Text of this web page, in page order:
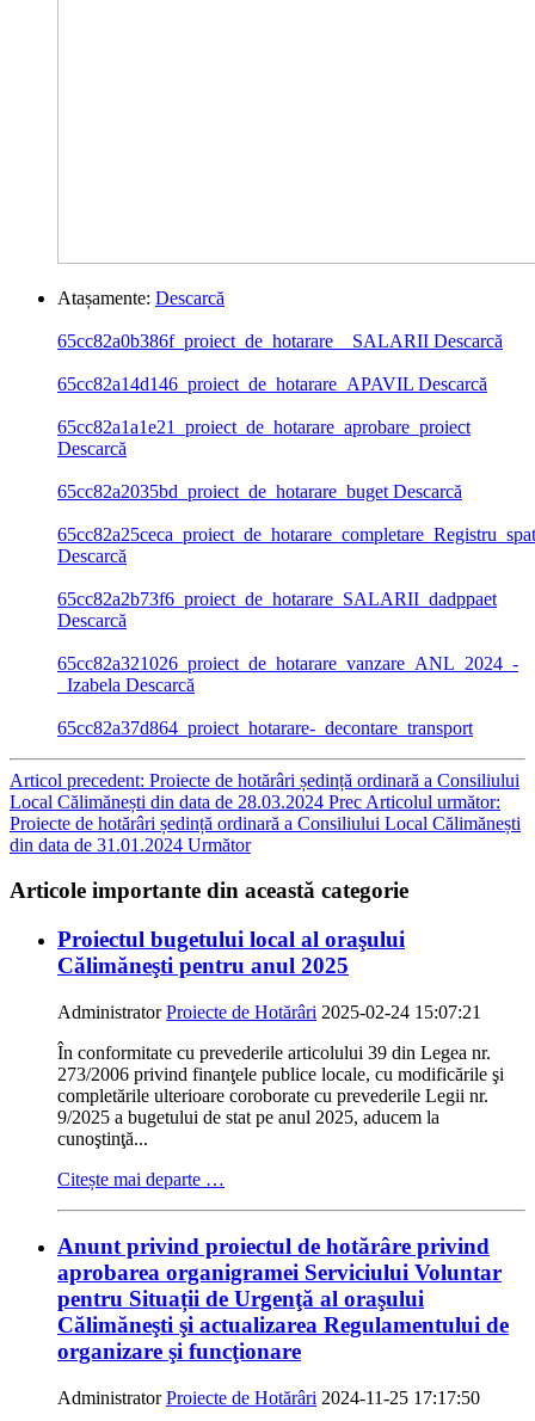
Atașamente: Descarcă
65cc82a0b386f_proiect_de_hotarare__SALARII Descarcă
65cc82a14d146_proiect_de_hotarare_APAVIL Descarcă
65cc82a1a1e21_proiect_de_hotarare_aprobare_proiect
Descarcă
65cc82a2035bd_proiect_de_hotarare_buget Descarcă
Descarcă
65cc82a2b73f6_proiect_de_hotarare_SALARII_dadppaet
Descarcă
65cc82a321026_proiect_de_hotarare_vanzare_ANL_2024_-
_Izabela Descarcă
65cc82a37d864_proiect_hotarare-_decontare_transport
Articol precedent: Proiecte de hotărâri ședință ordinară a Consiliului
Local Călimănești din data de 28.03.2024 Prec Articolul următor:
Proiecte de hotărâri ședință ordinară a Consiliului Local Călimănești
din data de 31.01.2024 Următor
Articole importante din această categorie
Proiectul bugetului local al oraşului
Călimăneşti pentru anul 2025
AdministratorProiecte de Hotărâri 2025-02-24 15:07:21
În conformitate cu prevederile articolului 39 din Legea nr.
273/2006 privind finanţele publice locale, cu modificările şi
completările ulterioare coroborate cu prevederile Legii nr.
9/2025 a bugetului de stat pe anul 2025, aducem la
cunoştinţă...
Citește mai departe …
Anunt privind proiectul de hotărâre privind
aprobarea organigramei Serviciului Voluntar
pentru Situații de Urgenţă al oraşului
Călimăneşti şi actualizarea Regulamentului de
organizare şi funcţionare
AdministratorProiecte de Hotărâri 2024-11-25 17:17:50